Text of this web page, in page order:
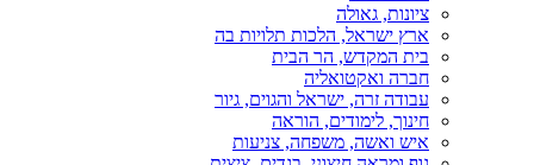
ציונות, גאולה
ארץ ישראל, הלכות תלויות בה
בית המקדש, הר הבית
חברה ואקטואליה
עבודה זרה, ישראל והגוים, גיור
חינוך, לימודים, הוראה
איש ואשה, משפחה, צניעות